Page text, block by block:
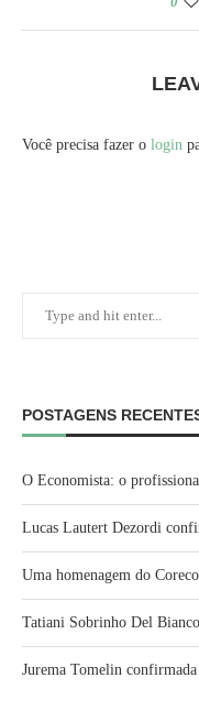
Você precisa fazer o login
POSTAGENS
O Economista: o
Lucas Lautert Dezordi
Uma homenagem do
Tatiani Sobrinho Del
Jurema Tomelin